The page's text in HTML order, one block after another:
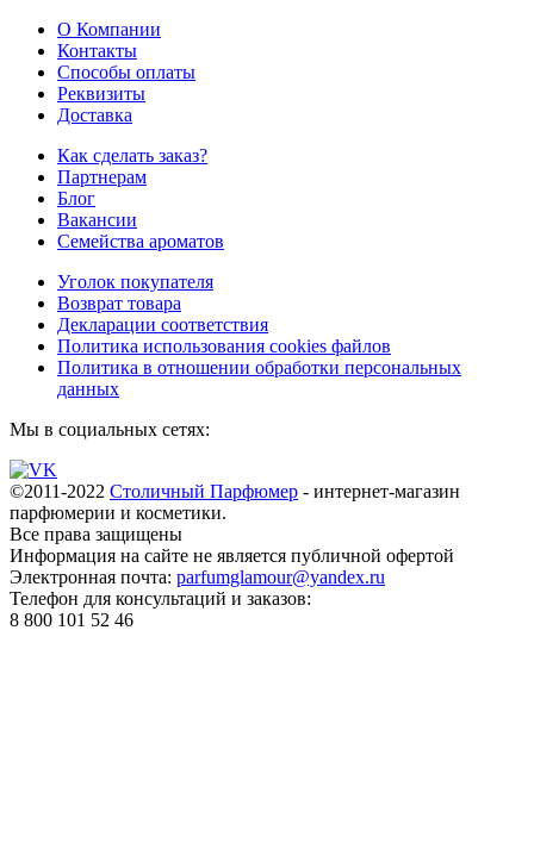
О Компании
Контакты
Способы оплаты
Реквизиты
Доставка
Как сделать заказ?
Партнерам
Блог
Вакансии
Семейства ароматов
Уголок покупателя
Возврат товара
Декларации соответствия
Политика использования cookies файлов
Политика в отношении обработки персональных
данных
Мы в социальных сетях:
©2011-2022 Столичный Парфюмер - интернет-магазин
парфюмерии и косметики.
Все права защищены
Информация на сайте не является публичной офертой
Электронная почта: parfumglamour@yandex.ru
Телефон для консультаций и заказов:
8 800 101 52 46